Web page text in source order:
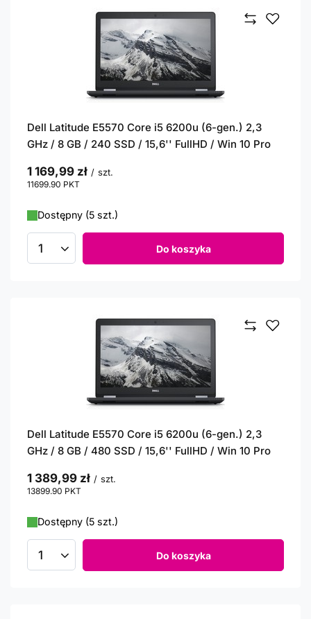
Dell Latitude E5570 Core i5 6200u (6-gen.) 2,3
GHz / 8 GB / 240 SSD / 15,6'' FullHD / Win 10 Pro
1 169,99 zł / szt.
11699.90 PKT
Dostępny (5 szt.)
Ilość produktów Do koszyka
Dell Latitude E5570 Core i5 6200u (6-gen.) 2,3
GHz / 8 GB / 480 SSD / 15,6'' FullHD / Win 10 Pro
1 389,99 zł / szt.
13899.90 PKT
Dostępny (5 szt.)
Ilość produktów Do koszyka